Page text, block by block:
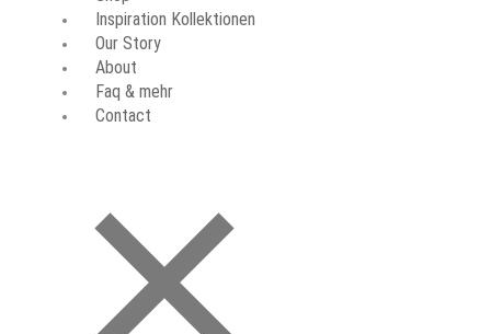
Inspiration Kollektionen
Our Story
About
Faq & mehr
Contact